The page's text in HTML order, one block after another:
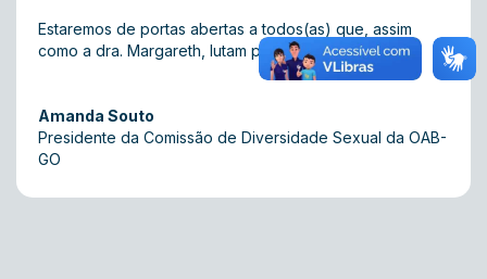
Estaremos de portas abertas a todos(as) que, assim
como a dra. Margareth, lutam por dias melhores.
Amanda Souto
Presidente da Comissão de Diversidade Sexual da OAB-
GO